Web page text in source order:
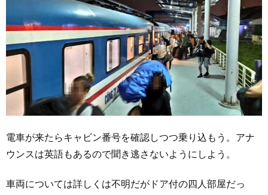
電車が来たらキャビン番号を確認しつつ乗り込もう。アナ
ウンスは英語もあるので聞き逃さないようにしよう。
車両については詳しくは不明だがドア付の四人部屋だっ